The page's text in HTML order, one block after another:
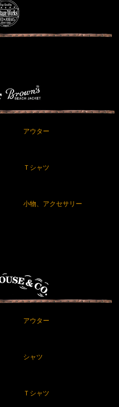
アウター
Ｔシャツ
小物、アクセサリー
アウター
シャツ
Ｔシャツ